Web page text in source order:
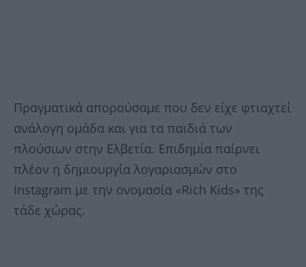
Πραγματικά απορούσαμε που δεν είχε φτιαχτεί
ανάλογη ομάδα και για τα παιδιά των
πλούσιων στην Ελβετία. Επιδημία παίρνει
πλέον η δημιουργία λογαριασμών στο
Instagram με την ονομασία «Rich Kids» της
τάδε χώρας.